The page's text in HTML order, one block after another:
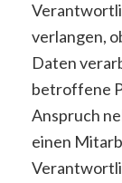
verlangen,
Daten
betroffene
Anspruch
einen